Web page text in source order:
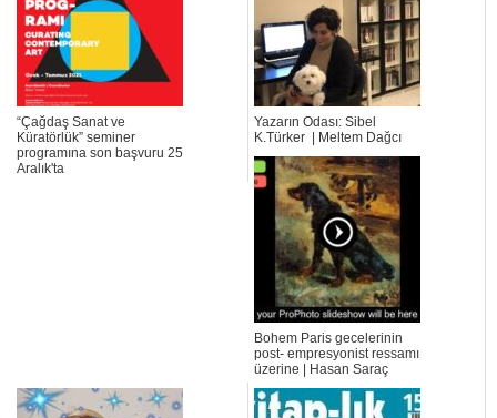
“Çağdaş Sanat ve
Küratörlük” seminer
programına son başvuru 25
Aralık'ta
Yazarın Odası: Sibel
K.Türker | Meltem Dağcı
Bohem Paris gecelerinin
post- empresyonist ressamı
üzerine | Hasan Saraç